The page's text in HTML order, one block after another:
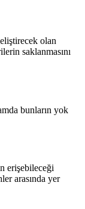
olan
saklanmasını
bunların yok
erişebileceği
arasında yer